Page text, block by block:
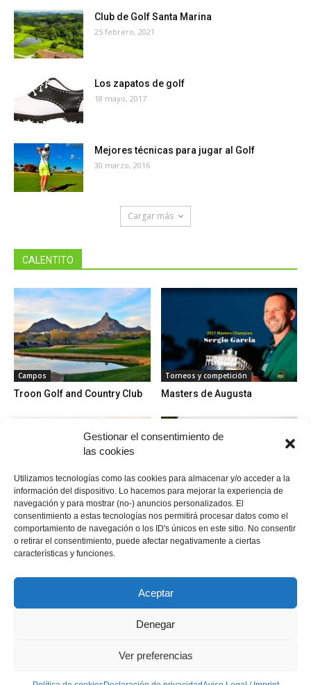
Gestionar el consentimiento de
las cookies
Utilizamos tecnologías como las cookies para almacenar y/o acceder a la
información del dispositivo. Lo hacemos para mejorar la experiencia de
navegación y para mostrar (no-) anuncios personalizados. El
consentimiento a estas tecnologías nos permitirá procesar datos como el
comportamiento de navegación o los ID's únicos en este sitio. No consentir
o retirar el consentimiento, puede afectar negativamente a ciertas
características y funciones.
Aceptar
Denegar
Ver preferencias
Club de Golf Santa Marina
25 febrero, 2021
Los zapatos de golf
18 mayo, 2017
Mejores técnicas para jugar al Golf
30 marzo, 2016
Cargar más
CALENTITO
Campos
Troon Golf and Country Club
Torneos y competición
Masters de Augusta
Campos
Campo de golf Flamingos
Golf Club (Benahavis)
Campos
Entrepinos Golf
Política de cookies
Descargo de responsabilidad